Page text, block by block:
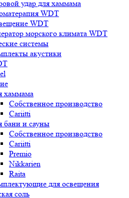
удар для хаммама
WDT
WDT
морского климата WDT
системы
акустики
хаммама
Собственное производство
Cariitti
бани и сауны
Собственное производство
Cariitti
Premio
Nikkarien
Raita
для освещения
соль